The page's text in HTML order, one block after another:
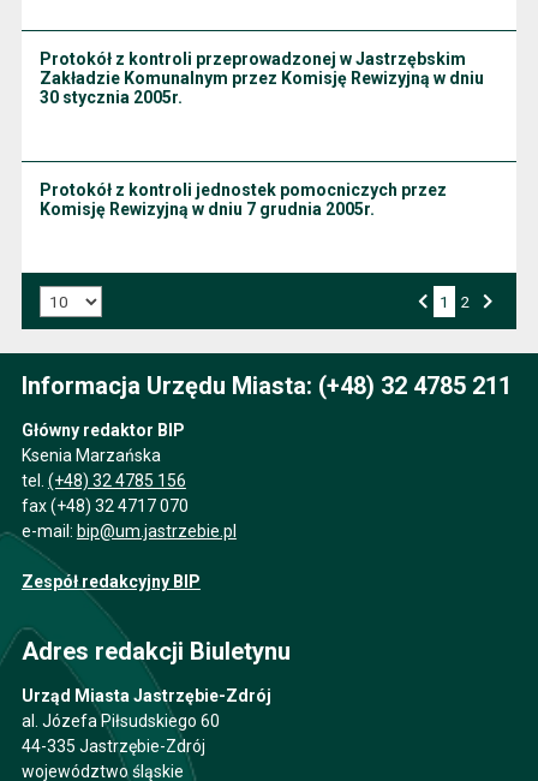
Protokół z kontroli przeprowadzonej w Jastrzębskim
Zakładzie Komunalnym przez Komisję Rewizyjną w dniu
30 stycznia 2005r.
Protokół z kontroli jednostek pomocniczych przez
Komisję Rewizyjną w dniu 7 grudnia 2005r.
1 2
Informacja Urzędu Miasta: (+48) 32 4785 211
Główny redaktor BIP
Ksenia Marzańska
tel. (+48) 32 4785 156
fax (+48) 32 4717 070
e-mail: bip@um.jastrzebie.pl
Zespół redakcyjny BIP
Adres redakcji Biuletynu
Urząd Miasta Jastrzębie-Zdrój
al. Józefa Piłsudskiego 60
44-335 Jastrzębie-Zdrój
województwo śląskie